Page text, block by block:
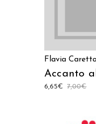
Flavia
Accanto
7,00€
6,65€